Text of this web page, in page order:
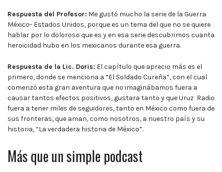
Respuesta del Profesor: Me gustó mucho la serie de la Guerra
México- Estados Unidos, porque es un tema del que no se quiere
hablar por lo doloroso que es y en esa serie descubrimos cuanta
heroicidad hubo en los mexicanos durante esa guerra.
Respuesta de la Lic. Doris: El capítulo que aprecio más es el
primero, donde se menciona a “El Soldado Cureña”, con el cual
comenzó esta gran aventura que no imaginábamos fuera a
causar tantos efectos positivos, gustara tanto y que Uruz Radio
fuera a tener miles de seguidores, tanto en México como fuera de
sus fronteras, que aman, como nosotros, a nuestro país y su
historia, “La verdadera historia de México”.
Más que un simple podcast